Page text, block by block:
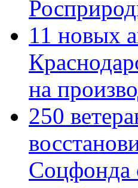
11 новых
на
250
Соцфонда